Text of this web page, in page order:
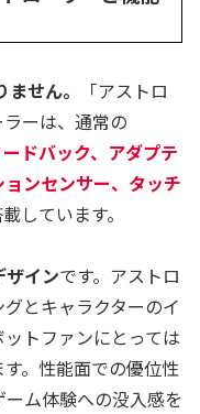
せん。
「アストロ
ーは、通常の
ドバック、アダプテ
ンセンサー、タッチ
しています。
ザインです。アストロ
とキャラクターのイ
トファンにとっては
。性能面での優位性
ム体験への没入感を